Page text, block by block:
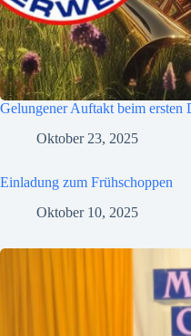
Gelungener Auftakt beim
Oktober 23, 2025
Einladung zum Frühschoppen
Oktober 10, 2025